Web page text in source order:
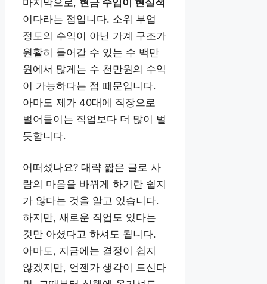
마지막으로, 현금 수입이 현실적
이다라는 점입니다. 소위 부업
정도의 수익이 아닌 가계 구조가
원활히 들어갈 수 있는 수 백만
원에서 많게는 수 천만원의 수익
이 가능하다는 점 때문입니다.
아마도 제가 40대에 직장으로
벌어들이는 직업보다 더 많이 벌
듯합니다.
어떠셨나요? 대략 짧은 글로 사
람의 마음을 바뀌게 하기란 쉽지
가 않다는 것을 알고 있습니다.
하지만, 새로운 직업도 있다는
것만 아셨다고 하셔도 됩니다.
아마도, 지금에는 결정이 쉽지
않겠지만, 언젠가 생각이 드신다